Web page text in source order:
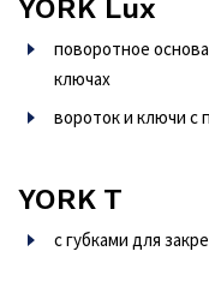
YORK Lux
поворотное
ключах
вороток и ключи с
YORK T
с губками для